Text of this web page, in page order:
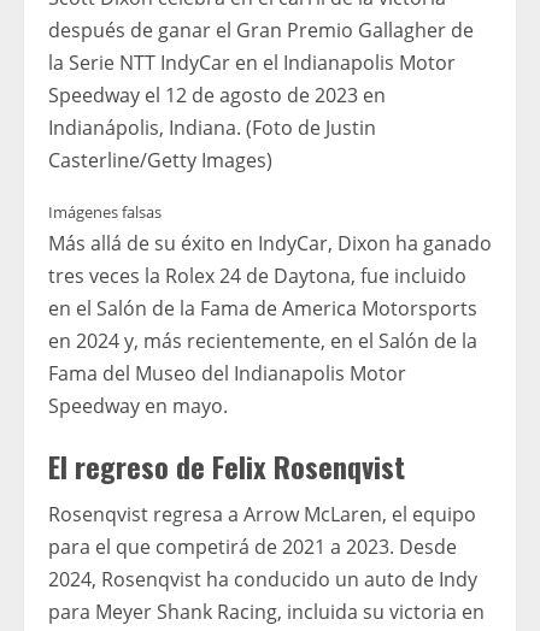
después de ganar el Gran Premio Gallagher de
la Serie NTT IndyCar en el Indianapolis Motor
Speedway el 12 de agosto de 2023 en
Indianápolis, Indiana. (Foto de Justin
Casterline/Getty Images)
Imágenes falsas
Más allá de su éxito en IndyCar, Dixon ha ganado
tres veces la Rolex 24 de Daytona, fue incluido
en el Salón de la Fama de America Motorsports
en 2024 y, más recientemente, en el Salón de la
Fama del Museo del Indianapolis Motor
Speedway en mayo.
El regreso de Felix Rosenqvist
Rosenqvist regresa a Arrow McLaren, el equipo
para el que competirá de 2021 a 2023. Desde
2024, Rosenqvist ha conducido un auto de Indy
para Meyer Shank Racing, incluida su victoria en